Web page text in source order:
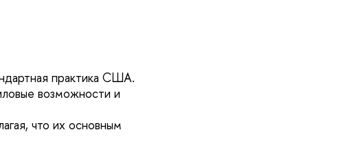
практика США.
возможности и
что их основным